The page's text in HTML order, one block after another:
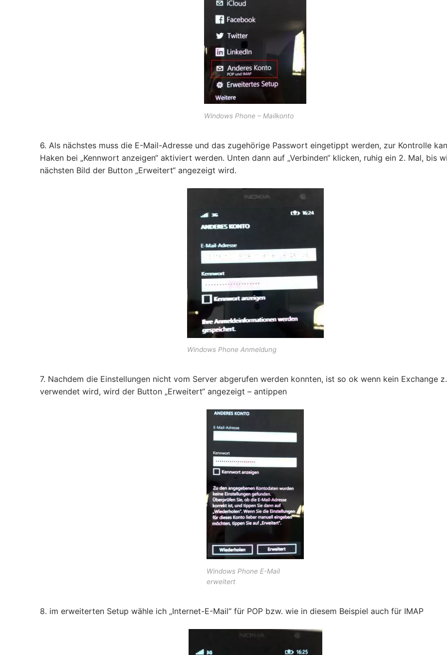
Windows Phone – Mailkonto
6. Als nächstes muss die E-Mail-Adresse und das zugehörige Passwort eingetippt werden, zur Kontrolle
Haken bei „Kennwort anzeigen“ aktiviert werden. Unten dann auf „Verbinden“ klicken, ruhig ein 2. Mal, bis
nächsten Bild der Button „Erweitert“ angezeigt wird.
Windows Phone Anmeldung
7. Nachdem die Einstellungen nicht vom Server abgerufen werden konnten, ist so ok wenn kein Exchange
verwendet wird, wird der Button „Erweitert“ angezeigt – antippen
Windows Phone E-Mail
erweitert
8. im erweiterten Setup wähle ich „Internet-E-Mail“ für POP bzw. wie in diesem Beispiel auch für IMAP